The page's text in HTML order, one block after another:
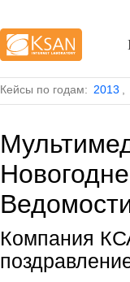
Кейсы по годам: 2013
Компания